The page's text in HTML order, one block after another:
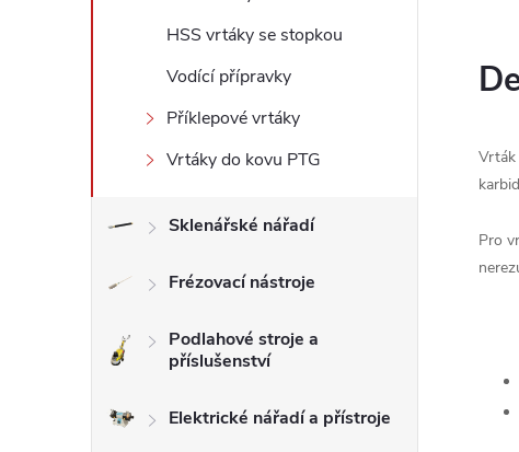
HSS vrtáky se stopkou
Vodící přípravky
Příklepové vrtáky
Vrtáky do kovu PTG
Sklenářské nářadí
Frézovací nástroje
Podlahové stroje a
příslušenství
Elektrické nářadí a přístroje
Vrták
Pro